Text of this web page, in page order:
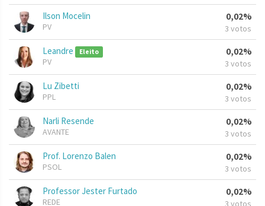
Ilson Mocelin
PV
0,02%
3 votos
Leandre Eleito
PV
0,02%
3 votos
Lu Zibetti
PPL
0,02%
3 votos
Narli Resende
AVANTE
0,02%
3 votos
Prof. Lorenzo Balen
PSOL
0,02%
3 votos
Professor Jester Furtado
REDE
0,02%
3 votos